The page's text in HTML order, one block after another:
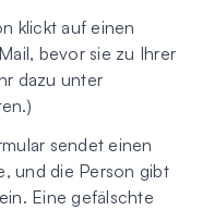
klickt auf einen
bevor sie zu Ihrer
dazu unter
sendet einen
und die Person gibt
Eine gefälschte